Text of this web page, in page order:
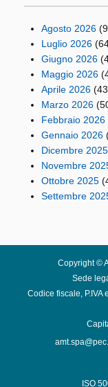
Agosto 2026
Luglio 2026
Giugno 2026
Maggio 2026
Aprile 2026
Marzo 2026
Febbraio 2026
Gennaio 2026
Dicembre 2025
Novembre
Ottobre 2025
Settembre
Copyright ©
Sede
Codice fiscale, P.IVA
ISO